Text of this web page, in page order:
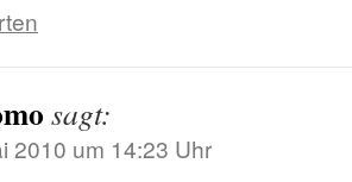
sagt:
2010 um 14:23 Uhr